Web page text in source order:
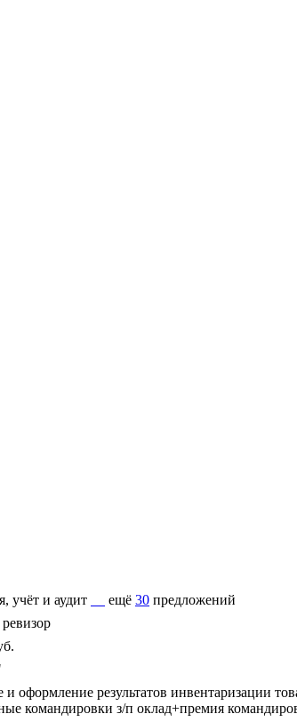
учёт и аудит ещё 30 предложений
и оформление результатов инвентаризации
командировки з/п оклад+премия